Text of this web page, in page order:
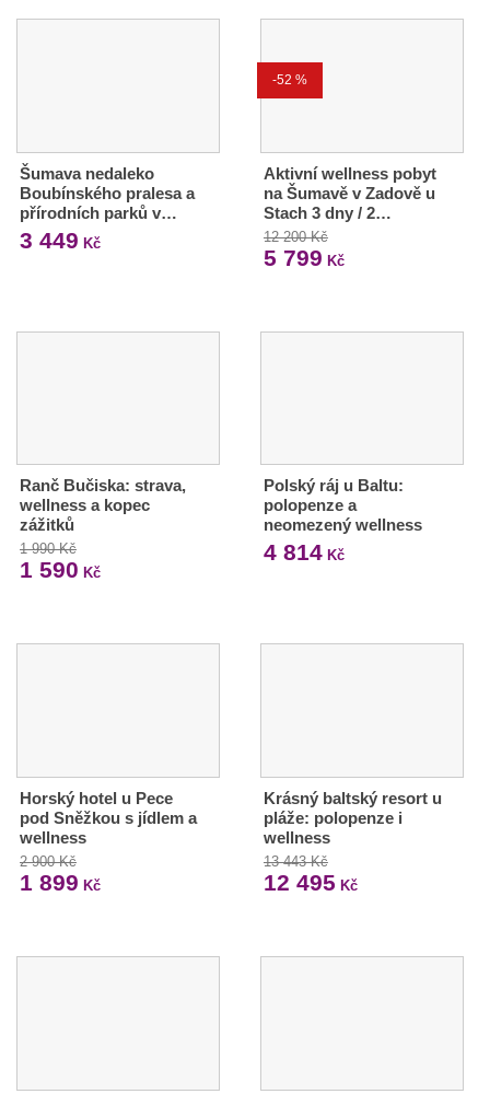
Šumava nedaleko
Boubínského pralesa a
přírodních parků v…
3 449 Kč
-52 %
Aktivní wellness pobyt
na Šumavě v Zadově u
Stach 3 dny / 2…
12 200 Kč
5 799 Kč
Ranč Bučiska: strava,
wellness a kopec
zážitků
1 990 Kč
1 590 Kč
Polský ráj u Baltu:
polopenze a
neomezený wellness
4 814Kč
Horský hotel u Pece
pod Sněžkou s jídlem a
wellness
2 900 Kč
1 899 Kč
Krásný baltský resort u
pláže: polopenze i
wellness
13 443 Kč
12 495 Kč